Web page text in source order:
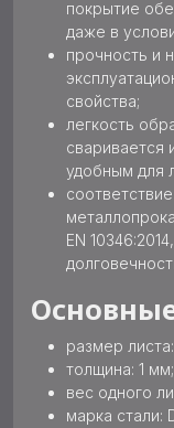
покрытие
даже в
прочность и
свойства;
легкость
сваривается
удобным для
EN
размер
толщина: 1 мм;
вес одного
марка стали: